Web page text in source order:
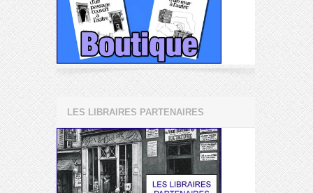
LES LIBRAIRES PARTENAIRES